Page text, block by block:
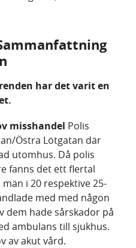
har det varit en
misshandel Polis
Östra Lötgatan där
utomhus. Då polis
fanns det ett flertal
i 20 respektive 25-
med med någon
dem hade sårskador på
ambulans till sjukhus.
av akut vård.